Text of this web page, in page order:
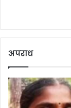
अपराध